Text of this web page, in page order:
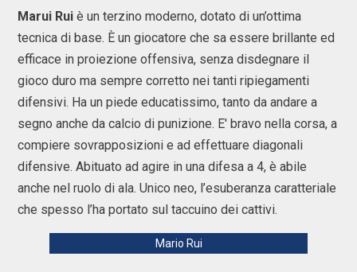
Marui Rui è un terzino moderno, dotato di un’ottima
tecnica di base. È un giocatore che sa essere brillante ed
efficace in proiezione offensiva, senza disdegnare il
gioco duro ma sempre corretto nei tanti ripiegamenti
difensivi. Ha un piede educatissimo, tanto da andare a
segno anche da calcio di punizione. E' bravo nella corsa, a
compiere sovrapposizioni e ad effettuare diagonali
difensive. Abituato ad agire in una difesa a 4, è abile
anche nel ruolo di ala. Unico neo, l’esuberanza caratteriale
che spesso l’ha portato sul taccuino dei cattivi.
Mario Rui